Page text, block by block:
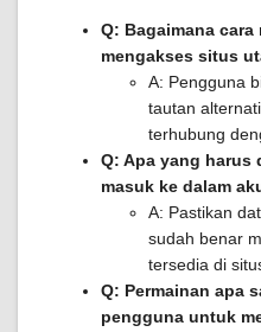
Q: Bagaimana
mengakses situs
A: Pengguna
tautan
terhubung
Q: Apa yang harus
masuk ke dalam
A: Pastikan
sudah benar
tersedia di
Q: Permainan apa
pengguna untuk